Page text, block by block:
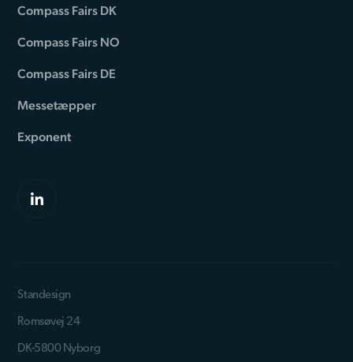
Compass Fairs DK
Compass Fairs NO
Compass Fairs DE
Messetæpper
Exponent
Standesign
Romsøvej 24
DK-5800 Nyborg